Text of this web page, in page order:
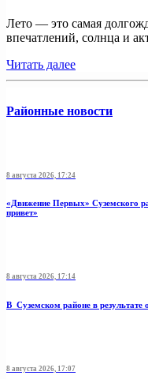
Лето — это самая
впечатлений, солнца и
Читать далее
Районные новости
8 августа 2026, 17:24
«Движение Первых» Суземского
привет»
8 августа 2026, 17:14
В Суземском районе в результате
8 августа 2026, 17:07